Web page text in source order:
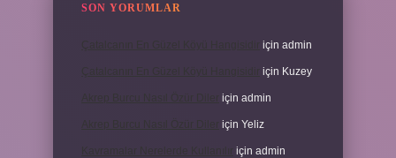
SON YORUMLAR
için admin
için Kuzey
Akrep Burcu Nasıl Özür Diler için admin
Akrep Burcu Nasıl Özür Diler için Yeliz
için admin